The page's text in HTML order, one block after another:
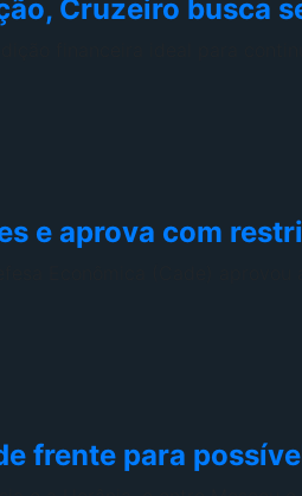
Cruzeiro busca
e aprova com
frente para